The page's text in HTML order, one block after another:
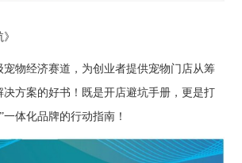
宠物经济赛道，为创业者提供宠物门店从筹
决方案的好书！既是开店避坑手册，更是打
体化品牌的行动指南！